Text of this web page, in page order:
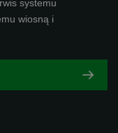
systemu
wiosną i